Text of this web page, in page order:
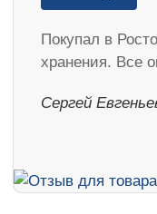
Покупал в
хранения. Все
Сергей